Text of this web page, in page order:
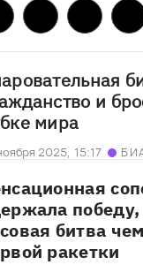
и
мира
2025, 15:17
битва
ракетки